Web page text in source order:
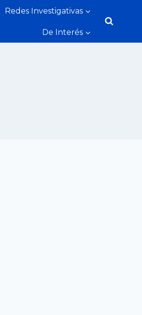
Redes Investigativas
De Interés